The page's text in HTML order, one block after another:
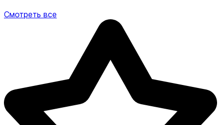
Смотреть все